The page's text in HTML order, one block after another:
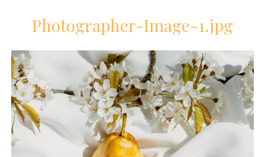
Photographer-Image-1.jpg